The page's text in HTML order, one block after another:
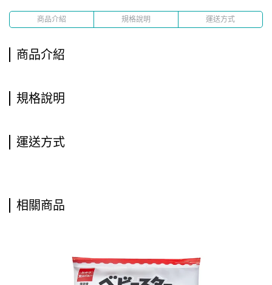
商品介紹 規格說明 運送方式
商品介紹
規格說明
運送方式
相關商品